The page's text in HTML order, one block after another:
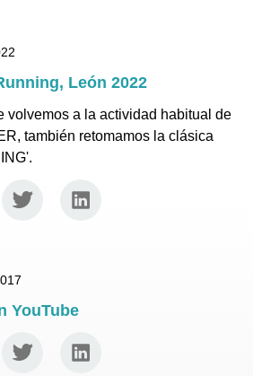
León 2022
volvemos a la actividad habitual de
también retomamos la clásica
Twitter Linkedin
YouTube
Twitter Linkedin